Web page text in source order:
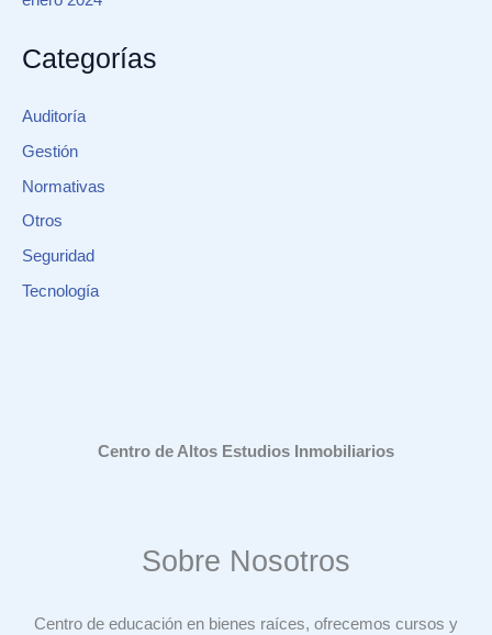
Categorías
Auditoría
Gestión
Normativas
Otros
Seguridad
Tecnología
Centro de Altos Estudios Inmobiliarios
Sobre Nosotros
Centro de educación en bienes raíces, ofrecemos cursos y